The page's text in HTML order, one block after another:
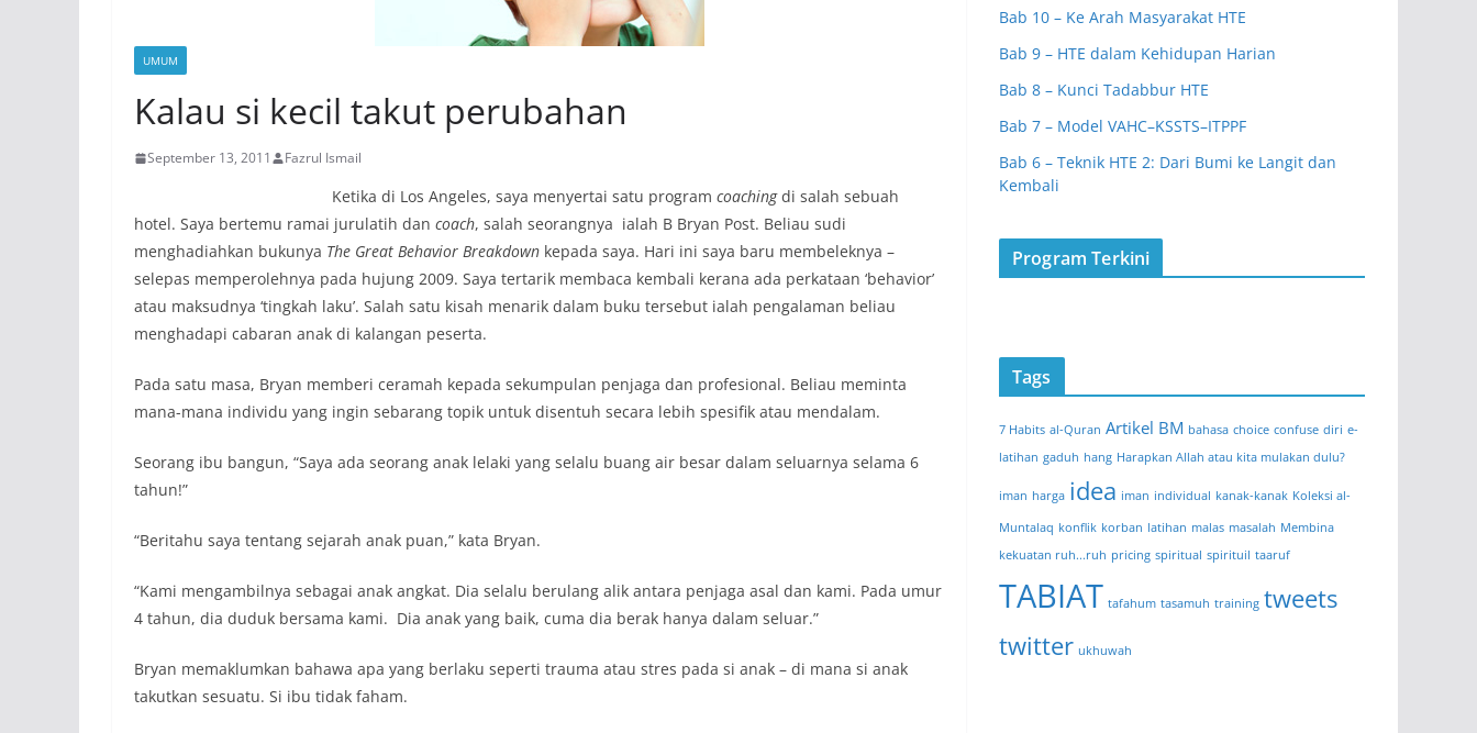
UMUM
Kalau si kecil takut perubahan
September 13, 2011 Fazrul Ismail
Ketika di Los Angeles, saya menyertai satu program coachingdi salah sebuah
hotel. Saya bertemu ramai jurulatih dan coach, salah seorangnya ialah B Bryan Post. Beliau sudi
menghadiahkan bukunya The Great Behavior Breakdown kepada saya. Hari ini saya baru membeleknya –
selepas memperolehnya pada hujung 2009. Saya tertarik membaca kembali kerana ada perkataan ‘behavior’
atau maksudnya ‘tingkah laku’. Salah satu kisah menarik dalam buku tersebut ialah pengalaman beliau
menghadapi cabaran anak di kalangan peserta.
Pada satu masa, Bryan memberi ceramah kepada sekumpulan penjaga dan profesional. Beliau meminta
mana-mana individu yang ingin sebarang topik untuk disentuh secara lebih spesifik atau mendalam.
Seorang ibu bangun, “Saya ada seorang anak lelaki yang selalu buang air besar dalam seluarnya selama 6
tahun!”
“Beritahu saya tentang sejarah anak puan,” kata Bryan.
“Kami mengambilnya sebagai anak angkat. Dia selalu berulang alik antara penjaga asal dan kami. Pada umur
4 tahun, dia duduk bersama kami. Dia anak yang baik, cuma dia berak hanya dalam seluar.”
Bryan memaklumkan bahawa apa yang berlaku seperti trauma atau stres pada si anak – di mana si anak
takutkan sesuatu. Si ibu tidak faham.
Bab 10 – Ke Arah Masyarakat HTE
Bab 9 – HTE dalam Kehidupan Harian
Bab 8 – Kunci Tadabbur HTE
Bab 7 – Model VAHC–KSSTS–ITPPF
Bab 6 – Teknik HTE 2: Dari Bumi ke Langit dan
Kembali
Program Terkini
Tags
7 Habits al-Quran Artikel BM bahasa choice confuse diri e-
latihan gaduh hang Harapkan Allah atau kita mulakan dulu?
iman harga idea iman individual kanak-kanak Koleksi al-
Muntalaq konflik korban latihan malas masalah Membina
kekuatan ruh...ruh pricing spiritual spirituil taaruf
TABIAT tafahum tasamuh training tweets
twitter ukhuwah